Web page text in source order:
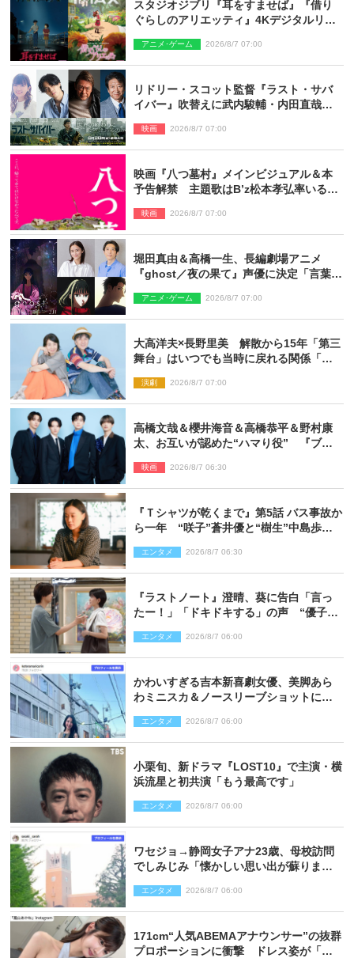
スタジオジブリ『耳をすませば』『借り
ぐらしのアリエッティ』4Kデジタルリマ
アニメ･ゲーム 2026/8/7 07:00
リドリー・スコット監督『ラスト・サバ
イバー』吹替えに武内駿輔・内田直哉・
結！
映画 2026/8/7 07:00
映画『八つ墓村』メインビジュアル＆本
予告解禁 主題歌はB’z松本孝弘率いる
映画 2026/8/7 07:00
堀田真由＆高橋一生、長編劇場アニメ
『ghost／夜の果て』声優に決定「言葉に
た」
アニメ･ゲーム 2026/8/7 07:00
大高洋夫×長野里美 解散から15年「第三
舞台」はいつでも当時に戻れる関係「や
演劇 2026/8/7 07:00
高橋文哉＆櫻井海音＆高橋恭平＆野村康
太、お互いが認めた“ハマり役” 『ブル
映画 2026/8/7 06:30
『Ｔシャツが乾くまで』第5話 バス事故か
ら一年 “咲子”蒼井優と“樹生”中島歩は
エンタメ 2026/8/7 06:30
『ラストノート』澄晴、葵に告白「言っ
たー！」「ドキドキする」の声 “優子劇
エンタメ 2026/8/7 06:00
かわいすぎる吉本新喜劇女優、美脚あら
わミニスカ＆ノースリーブショットに反
エンタメ 2026/8/7 06:00
小栗旬、新ドラマ『LOST10』で主演・横
浜流星と初共演「もう最高です」
エンタメ 2026/8/7 06:00
ワセジョ→静岡女子アナ23歳、母校訪問
でしみじみ「懐かしい思い出が蘇りまし
エンタメ 2026/8/7 06:00
171cm“人気ABEMAアナウンサー”の抜群
プロポーションに衝撃 ドレス姿が「美